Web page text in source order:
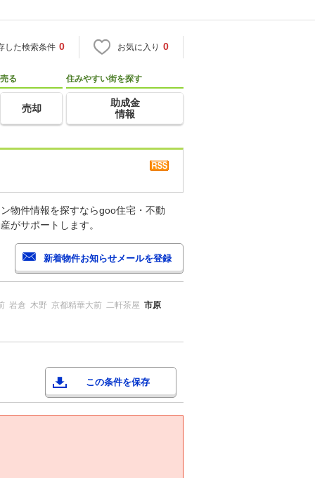
した検索条件 0 お気に入り 0
売る
売却
住みやすい街を探す
助成金
情報
物件情報を探すならgoo住宅・不動
がサポートします。
岩倉 木野 京都精華大前 二軒茶屋 市原
この条件を保存